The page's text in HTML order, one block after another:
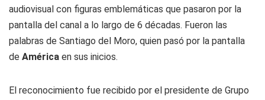
audiovisual con figuras emblemáticas que pasaron por la
pantalla del canal a lo largo de 6 décadas. Fueron las
palabras de Santiago del Moro, quien pasó por la pantalla
de América en sus inicios.
El reconocimiento fue recibido por el presidente de Grupo